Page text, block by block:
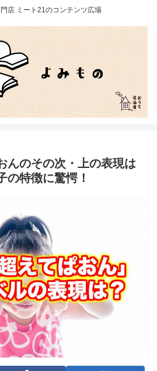
店 ミート21のコンテンツ広場
んのその次・上の表現は
の特徴に驚愕！